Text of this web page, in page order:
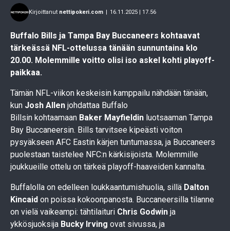
Kirjoittanut nettipokeri.com 16.11.2025 | 17.56
Buffalo Bills ja Tampa Bay Buccaneers kohtaavat
tärkeässä NFL-ottelussa tänään sunnuntaina klo
20.00. Molemmille voitto olisi iso askel kohti playoff-
paikkaa.
Tämän NFL-viikon keskeisin kamppailu nähdään tänään,
kun Josh Allen johdattaa Buffalo
Billsin kohtaamaan Baker Mayfieldin luotsaaman Tampa
Bay Buccaneersin. Bills tarvitsee kipeästi voiton
pysyäkseen AFC Eastin kärjen tuntumassa, ja Buccaneers
puolestaan taistelee NFC:n kärkisijoista. Molemmille
joukkueille ottelu on tärkeä playoff-haaveiden kannalta.
Buffalolla on edelleen loukkaantumishuolia, sillä Dalton
Kincaid on poissa kokoonpanosta. Buccaneersilla tilanne
on vielä vaikeampi: tähtilaituri Chris Godwin ja
ykkösjuoksija Bucky Irving ovat sivussa, ja